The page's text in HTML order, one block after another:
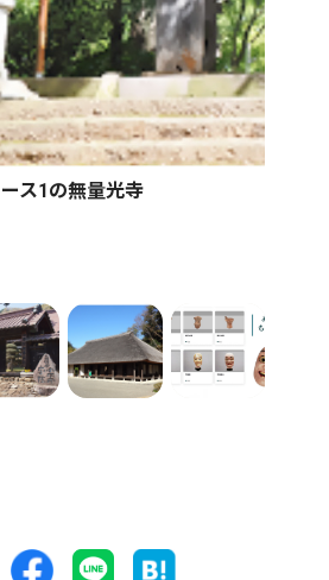
ス1の無量光寺